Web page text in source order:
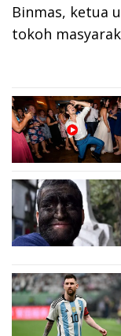
Binmas, ketua
tokoh